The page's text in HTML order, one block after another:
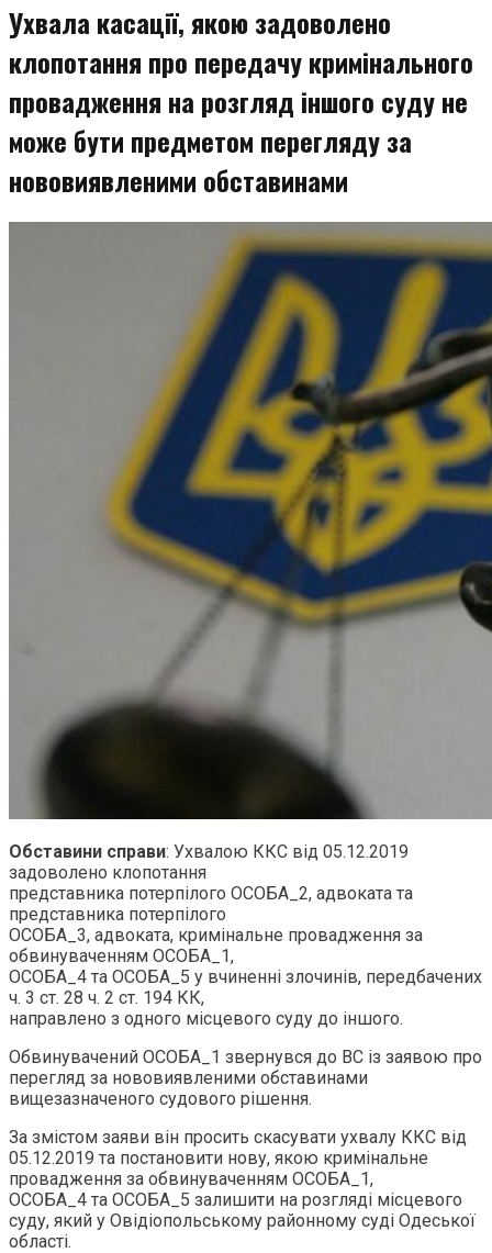
Ухвала касації, якою задоволено
клопотання про передачу кримінального
провадження на розгляд іншого суду не
може бути предметом перегляду за
нововиявленими обставинами
Обставини справи: Ухвалою ККС від 05.12.2019
задоволено клопотання
представника потерпілого ОСОБА_2, адвоката та
представника потерпілого
ОСОБА_3, адвоката, кримінальне провадження за
обвинуваченням ОСОБА_1,
ОСОБА_4 та ОСОБА_5 у вчиненні злочинів, передбачених
ч. 3 ст. 28 ч. 2 ст. 194 КК,
направлено з одного місцевого суду до іншого.
Обвинувачений ОСОБА_1 звернувся до ВС із заявою про
перегляд за нововиявленими обставинами
вищезазначеного судового рішення.
За змістом заяви він просить скасувати ухвалу ККС від
05.12.2019 та постановити нову, якою кримінальне
провадження за обвинуваченням ОСОБА_1,
ОСОБА_4 та ОСОБА_5 залишити на розгляді місцевого
суду, який у Овідіопольському районному суді Одеської
області.